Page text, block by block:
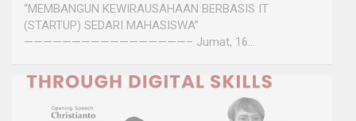
“MEMBANGUN KEWIRAUSAHAAN BERBASIS IT
(STARTUP) SEDARI MAHASISWA”
—————————————————– Jumat, 16…